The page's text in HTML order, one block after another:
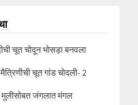
चूत चोदून भोसड़ा बनवला
चूत गांड चोदली- 2
जंगलात मंगल